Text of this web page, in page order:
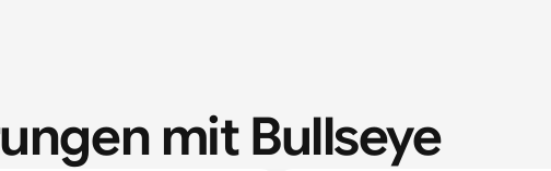
mit Bullseye